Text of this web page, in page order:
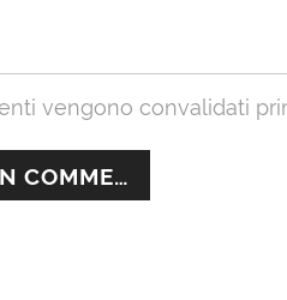
vengono convalidati